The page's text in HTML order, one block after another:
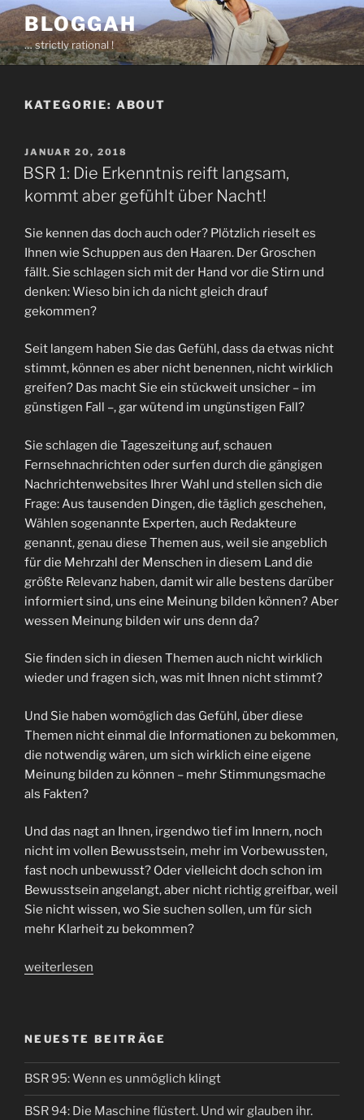
Zum
Inhalt
springen
BLOGGAH
… strictly rational !
KATEGORIE: ABOUT
VERÖFFENTLICHT
AM
JANUAR 20, 2018
BSR 1: Die Erkenntnis reift langsam,
kommt aber gefühlt über Nacht!
Sie kennen das doch auch oder? Plötzlich rieselt es
Ihnen wie Schuppen aus den Haaren. Der Groschen
fällt. Sie schlagen sich mit der Hand vor die Stirn und
denken: Wieso bin ich da nicht gleich drauf
gekommen?
Seit langem haben Sie das Gefühl, dass da etwas nicht
stimmt, können es aber nicht benennen, nicht wirklich
greifen? Das macht Sie ein stückweit unsicher – im
günstigen Fall –, gar wütend im ungünstigen Fall?
Sie schlagen die Tageszeitung auf, schauen
Fernsehnachrichten oder surfen durch die gängigen
Nachrichtenwebsites Ihrer Wahl und stellen sich die
Frage: Aus tausenden Dingen, die täglich geschehen,
Wählen sogenannte Experten, auch Redakteure
genannt, genau diese Themen aus, weil sie angeblich
für die Mehrzahl der Menschen in diesem Land die
größte Relevanz haben, damit wir alle bestens darüber
informiert sind, uns eine Meinung bilden können? Aber
wessen Meinung bilden wir uns denn da?
Sie finden sich in diesen Themen auch nicht wirklich
wieder und fragen sich, was mit Ihnen nicht stimmt?
Und Sie haben womöglich das Gefühl, über diese
Themen nicht einmal die Informationen zu bekommen,
die notwendig wären, um sich wirklich eine eigene
Meinung bilden zu können – mehr Stimmungsmache
als Fakten?
Und das nagt an Ihnen, irgendwo tief im Innern, noch
nicht im vollen Bewusstsein, mehr im Vorbewussten,
fast noch unbewusst? Oder vielleicht doch schon im
Bewusstsein angelangt, aber nicht richtig greifbar, weil
Sie nicht wissen, wo Sie suchen sollen, um für sich
mehr Klarheit zu bekommen?
„BSR
reift
langsam,
kommt
aber
weiterlesen
NEUESTE BEITRÄGE
BSR 95: Wenn es unmöglich klingt
BSR 94: Die Maschine flüstert. Und wir glauben ihr.